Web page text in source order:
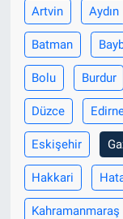
Artvin Aydın
Batman
Bolu Burdur
Düzce
Eskişehir
Hakkari
Kahramanmaraş
Bilim-Tek
Teknoloji
Röportaj
Kayseri
Niğde